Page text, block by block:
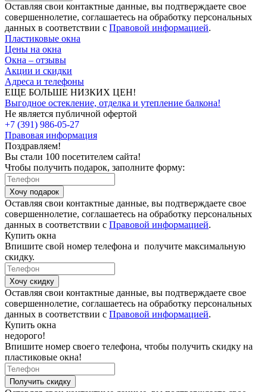
Оставляя свои контактные данные, вы подтверждаете свое
совершеннолетие, соглашаетесь на обработку персональных
данных в соответствии с Правовой информацией.
Пластиковые окна
Цены на окна
Окна – отзывы
Акции и скидки
Адреса и телефоны
ЕЩЕ БОЛЬШЕ НИЗКИХ ЦЕН!
Выгодное остекление, отделка и утепление балкона!
Не является публичной офертой
+7 (391) 986-05-27
Правовая информация
Поздравляем!
Вы стали 100 посетителем сайта!
Чтобы получить подарок, заполните форму:
Хочу подарок
Оставляя свои контактные данные, вы подтверждаете свое
совершеннолетие, соглашаетесь на обработку персональных
данных в соответствии с Правовой информацией.
Купить окна
Впишите свой номер телефона и получите максимальную
скидку.
Хочу скидку
Оставляя свои контактные данные, вы подтверждаете свое
совершеннолетие, соглашаетесь на обработку персональных
данных в соответствии с Правовой информацией.
Купить окна
недорого!
Впишите номер своего телефона, чтобы получить скидку на
пластиковые окна!
Получить скидку